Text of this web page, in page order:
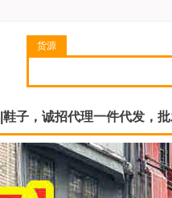
货源
子，诚招代理一件代发，批